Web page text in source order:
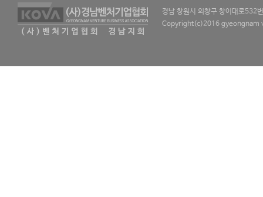
경남 창원시 의창구 창이대로
Copyright(c)2016